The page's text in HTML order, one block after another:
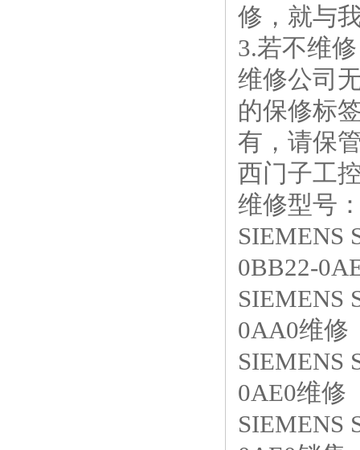
修，就与
3.若不维
维修公司
的保修标
有，请保
西门子工
维修型号
SIEMENS
0BB22-
SIEMENS
0AA0维修
SIEMENS
0AE0维修
SIEMENS